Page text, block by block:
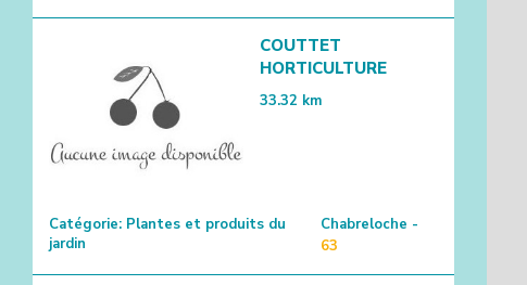
COUTTET
HORTICULTURE
33.32 km
Catégorie: Plantes et produits du
jardin
Chabreloche -
63